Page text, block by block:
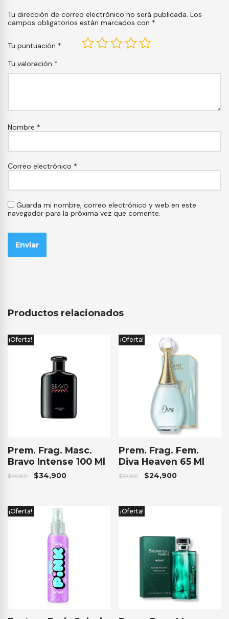
Tu dirección de correo electrónico no será publicada. Los
campos obligatorios están marcados con *
Tu puntuación *
Tu valoración *
Nombre *
Correo electrónico *
Guarda mi nombre, correo electrónico y web en este
navegador para la próxima vez que comente.
Productos relacionados
¡Oferta!
Prem. Frag. Masc.
Bravo Intense 100 Ml
$49,900 $34,900
¡Oferta!
Prem. Frag. Fem.
Diva Heaven 65 Ml
$39,900 $24,900
¡Oferta! ¡Oferta!